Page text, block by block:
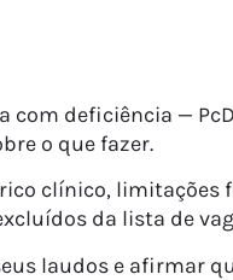
com deficiência —
o que fazer.
clínico,
da lista de
laudos e afirmar